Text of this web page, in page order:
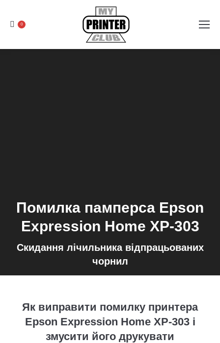
0
Помилка памперса Epson
Expression Home XP-303
Скидання лічильника відпрацьованих
чорнил
Як виправити помилку принтера
Epson Expression Home XP-303 і
змусити його друкувати